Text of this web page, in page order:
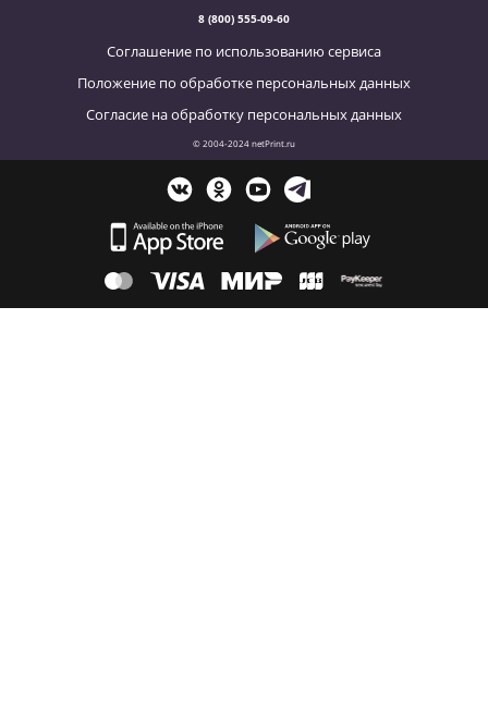
8 (800) 555-09-60
Соглашение по использованию сервиса
Положение по обработке персональных данных
Согласие на обработку персональных данных
© 2004-2024 netPrint.ru